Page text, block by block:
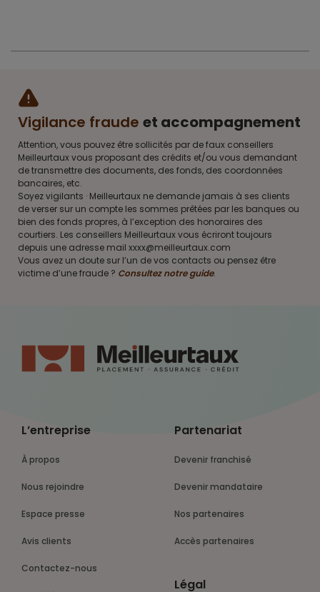
Vigilance fraude et accompagnement
Attention, vous pouvez être sollicités par de faux conseillers
Meilleurtaux vous proposant des crédits et/ou vous demandant
de transmettre des documents, des fonds, des coordonnées
bancaires, etc.
Soyez vigilants · Meilleurtaux ne demande jamais à ses clients
de verser sur un compte les sommes prêtées par les banques ou
bien des fonds propres, à l’exception des honoraires des
courtiers. Les conseillers Meilleurtaux vous écriront toujours
depuis une adresse mail xxxx@meilleurtaux.com
Vous avez un doute sur l’un de vos contacts ou pensez être
victime d’une fraude ? Consultez notre guide.
L’entreprise
À propos
Nous rejoindre
Espace presse
Avis clients
Contactez-nous
Partenariat
Devenir franchisé
Devenir mandataire
Nos partenaires
Accès partenaires
Légal